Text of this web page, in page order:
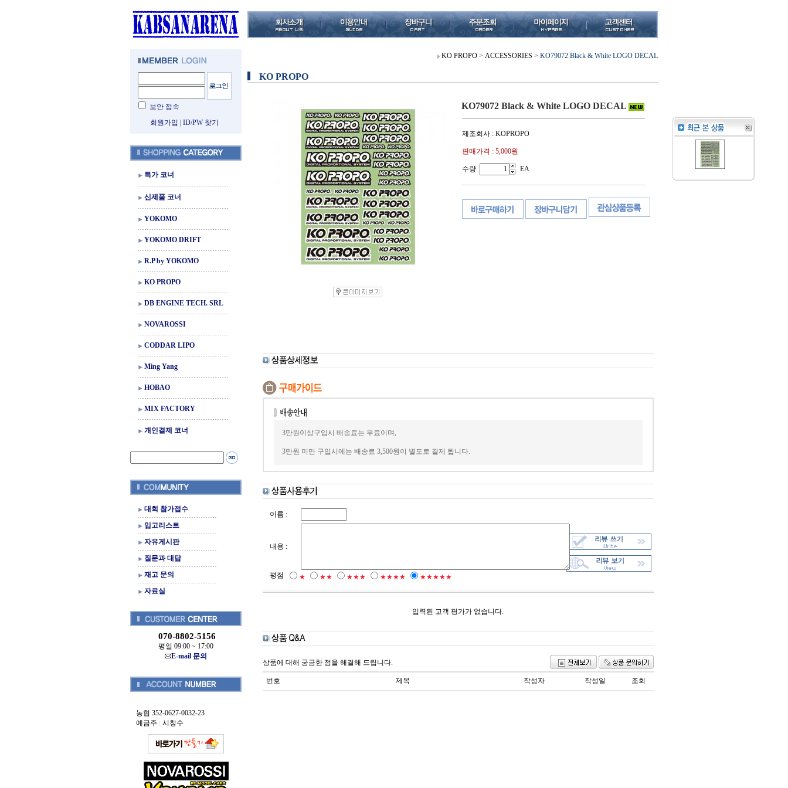
보안 접속
회원가입
ID/PW 찾기
특가 코너
신제품 코너
YOKOMO
YOKOMO DRIFT
R.P by YOKOMO
KO PROPO
DB ENGINE TECH. SRL
NOVAROSSI
CODDAR LIPO
Ming Yang
HOBAO
MIX FACTORY
개인결제 코너
대회 참가접수
입고리스트
자유게시판
질문과 대답
재고 문의
자료실
070-8802-5156
평일 09:00 ~ 17:00
E-mail 문의
농협 352-0627-0032-23
예금주 : 시창수
KO PROPO > ACCESSORIES > KO79072 Black & White LOGO DECAL
KO PROPO
KO79072 Black & White LOGO DECAL
제조회사 : KOPROPO
판매가격 : 5,000원
수량 EA
3만원이상구입시 배송료는 무료이며,
3만원 미만 구입시에는 배송료 3,500원이 별도로 결제 됩니다.
이름 :
내용 :
평점 ★ ★★ ★★★ ★★★★ ★★★★★
입력된 고객 평가가 없습니다.
상품에 대해 궁금한 점을 해결해 드립니다.
번호 제목 작성자 작성일 조회